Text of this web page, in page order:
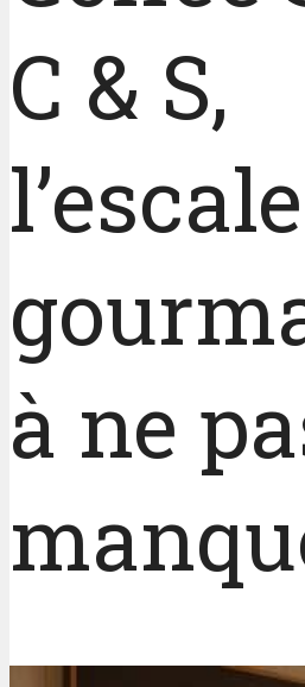
C & S,
l’escale
à ne